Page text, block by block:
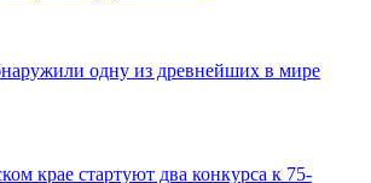
одну из древнейших в мире
крае стартуют два конкурса к 75-